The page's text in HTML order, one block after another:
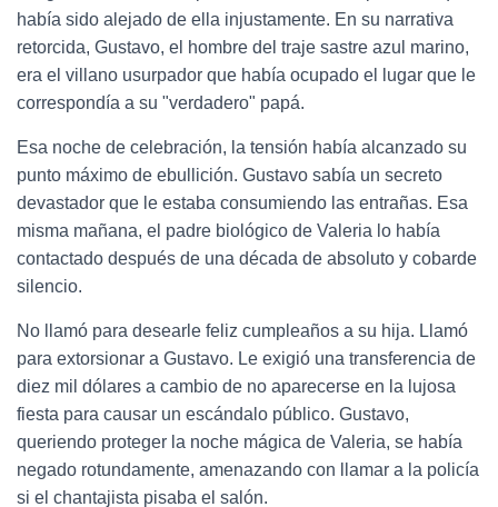
había sido alejado de ella injustamente. En su narrativa
retorcida, Gustavo, el hombre del traje sastre azul marino,
era el villano usurpador que había ocupado el lugar que le
correspondía a su "verdadero" papá.
Esa noche de celebración, la tensión había alcanzado su
punto máximo de ebullición. Gustavo sabía un secreto
devastador que le estaba consumiendo las entrañas. Esa
misma mañana, el padre biológico de Valeria lo había
contactado después de una década de absoluto y cobarde
silencio.
No llamó para desearle feliz cumpleaños a su hija. Llamó
para extorsionar a Gustavo. Le exigió una transferencia de
diez mil dólares a cambio de no aparecerse en la lujosa
fiesta para causar un escándalo público. Gustavo,
queriendo proteger la noche mágica de Valeria, se había
negado rotundamente, amenazando con llamar a la policía
si el chantajista pisaba el salón.